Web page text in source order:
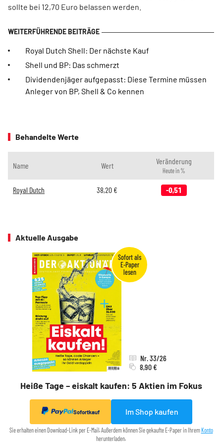
sollte bei 12,70 Euro belassen werden.
Royal Dutch Shell: Der nächste Kauf
Shell und BP: Das schmerzt
Dividendenjäger aufgepasst: Diese Termine müssen
Anleger von BP, Shell & Co kennen
Behandelte Werte
Name Wert Veränderung
Heute in %
Royal Dutch 38,20 € -0,51
Aktuelle Ausgabe
Heiße Tage – eiskalt kaufen: 5 Aktien im Fokus
Nr. 33/26
8,90 €
Sofortkauf Im Shop kaufen
Sie erhalten einen Download-Link per E-Mail. Außerdem können Sie gekaufte E-Paper in Ihrem Konto
herunterladen.